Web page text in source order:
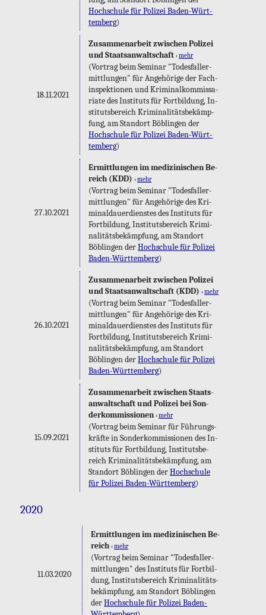
Hoch­schu­le für Po­li­zei Ba­den-Würt­
tem­berg)
18.11.2021
Zu­sam­men­ar­beit zwi­schen Po­li­zei
und Staats­an­walt­schaft ›mehr
(Vor­trag beim Se­mi­nar "To­des­fall­er­
mitt­lun­gen" für An­ge­hö­ri­ge der Fach­
in­spek­tio­nen und Kri­mi­nal­kom­mis­sa­
ria­te des In­sti­tuts für Fort­bil­dung, In­
sti­tuts­be­reich Kri­mi­na­li­täts­be­kämp­
fung, am Stand­ort Böb­lin­gen der
Hoch­schu­le für Po­li­zei Ba­den-Würt­
tem­berg)
27.10.2021
Er­mitt­lun­gen im me­di­zi­ni­schen Be­
reich (KDD) ›mehr
(Vor­trag beim Se­mi­nar "To­des­fall­er­
mitt­lun­gen" für An­ge­hö­ri­ge des Kri­
mi­nal­dau­er­diens­tes des In­sti­tuts für
Fort­bil­dung, In­sti­tuts­be­reich Kri­mi­
na­li­täts­be­kämp­fung, am Stand­ort
Böb­lin­gen derHoch­schu­le für Po­li­zei
Ba­den-Würt­tem­berg)
26.10.2021
Zu­sam­men­ar­beit zwi­schen Po­li­zei
und Staats­an­walt­schaft (KDD) ›mehr
(Vor­trag beim Se­mi­nar "To­des­fall­er­
mitt­lun­gen" für An­ge­hö­ri­ge des Kri­
mi­nal­dau­er­diens­tes des In­sti­tuts für
Fort­bil­dung, In­sti­tuts­be­reich Kri­mi­
na­li­täts­be­kämp­fung, am Stand­ort
Böb­lin­gen derHoch­schu­le für Po­li­zei
Ba­den-Würt­tem­berg)
15.09.2021
Zu­sam­men­ar­beit zwi­schen Staats­
an­walt­schaft und Po­li­zei bei Son­
der­kom­mis­sio­nen ›mehr
(Vor­trag beim Se­mi­nar für Füh­rungs­
kräf­te in Son­der­kom­mis­sio­nen des In­
sti­tuts für Fort­bil­dung, In­sti­tuts­be­
reich Kri­mi­na­li­täts­be­kämp­fung, am
Stand­ort Böb­lin­gen derHoch­schu­le
für Po­li­zei Ba­den-Würt­tem­berg)
2020
11.03.2020
Er­mitt­lun­gen im me­di­zi­ni­schen Be­
reich ›mehr
(Vor­trag beim Se­mi­nar "To­des­fall­er­
mitt­lun­gen" des In­sti­tuts für Fort­bil­
dung, In­sti­tuts­be­reich Kri­mi­na­li­täts­
be­kämp­fung, am Stand­ort Böb­lin­gen
derHoch­schu­le für Po­li­zei Ba­den-